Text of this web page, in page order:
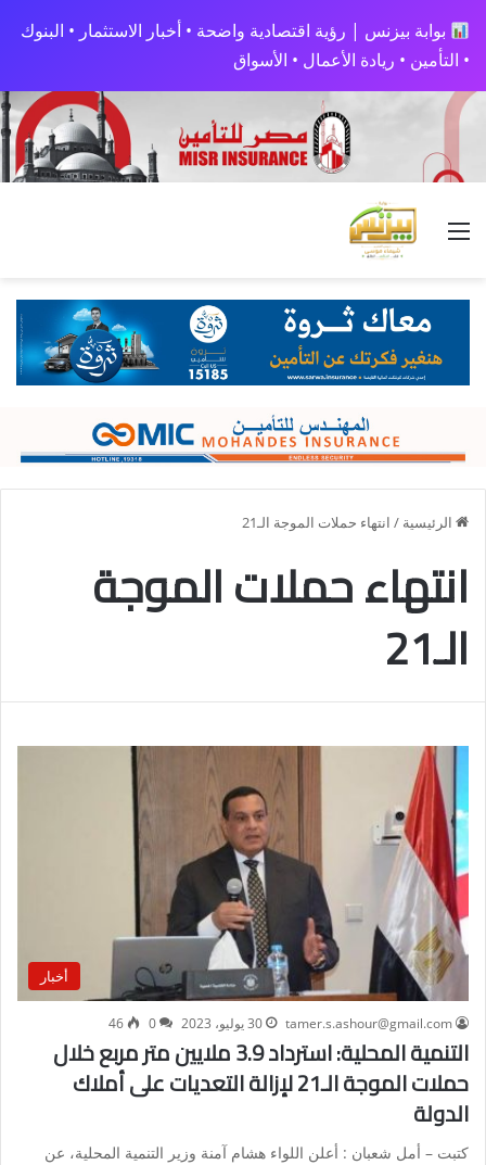
بوابة بيزنس | رؤية اقتصادية واضحة • أخبار الاستثمار • البنوك
• التأمين • ريادة الأعمال • الأسواق
القائمة
الرئيسية / انتهاء حملات الموجة الـ21
انتهاء حملات الموجة
الـ21
أخبار
tamer.s.ashour@gmail.com 30 يوليو، 2023 0
46
التنمية المحلية: استرداد 3.9 ملايين متر مربع خلال
حملات الموجة الـ21 لإزالة التعديات على أملاك
الدولة
كتبت – أمل شعبان : أعلن اللواء هشام آمنة وزير التنمية المحلية، عن